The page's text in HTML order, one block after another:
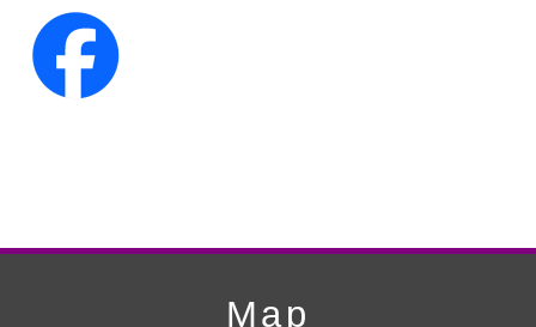
第16回人形供養祭
第15回人形供養祭
第12回人形供養祭平成22年3月9日
平成21年12月4日
Map